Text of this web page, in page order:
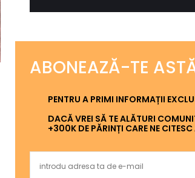
ABONEAZĂ-TE
PENTRU A PRIMI INFORMAȚII
DACĂ VREI SĂ TE ALĂTURI
+300K DE PĂRINȚI CARE NE